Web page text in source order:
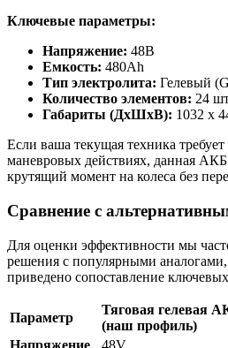
Ключевые параметры:
Напряжение: 48В
Емкость: 480Ah
Тип электролита: Гелевый
Количество элементов: 24
Габариты (ДхШхВ): 1032 x
Если ваша текущая техника
маневровых действиях, данная
крутящий момент на колеса без
Сравнение с
Для оценки эффективности мы
решения с популярными
приведено сопоставление
Параметр
Тяговая гелевая
(наш профиль)
Напряжение
48V